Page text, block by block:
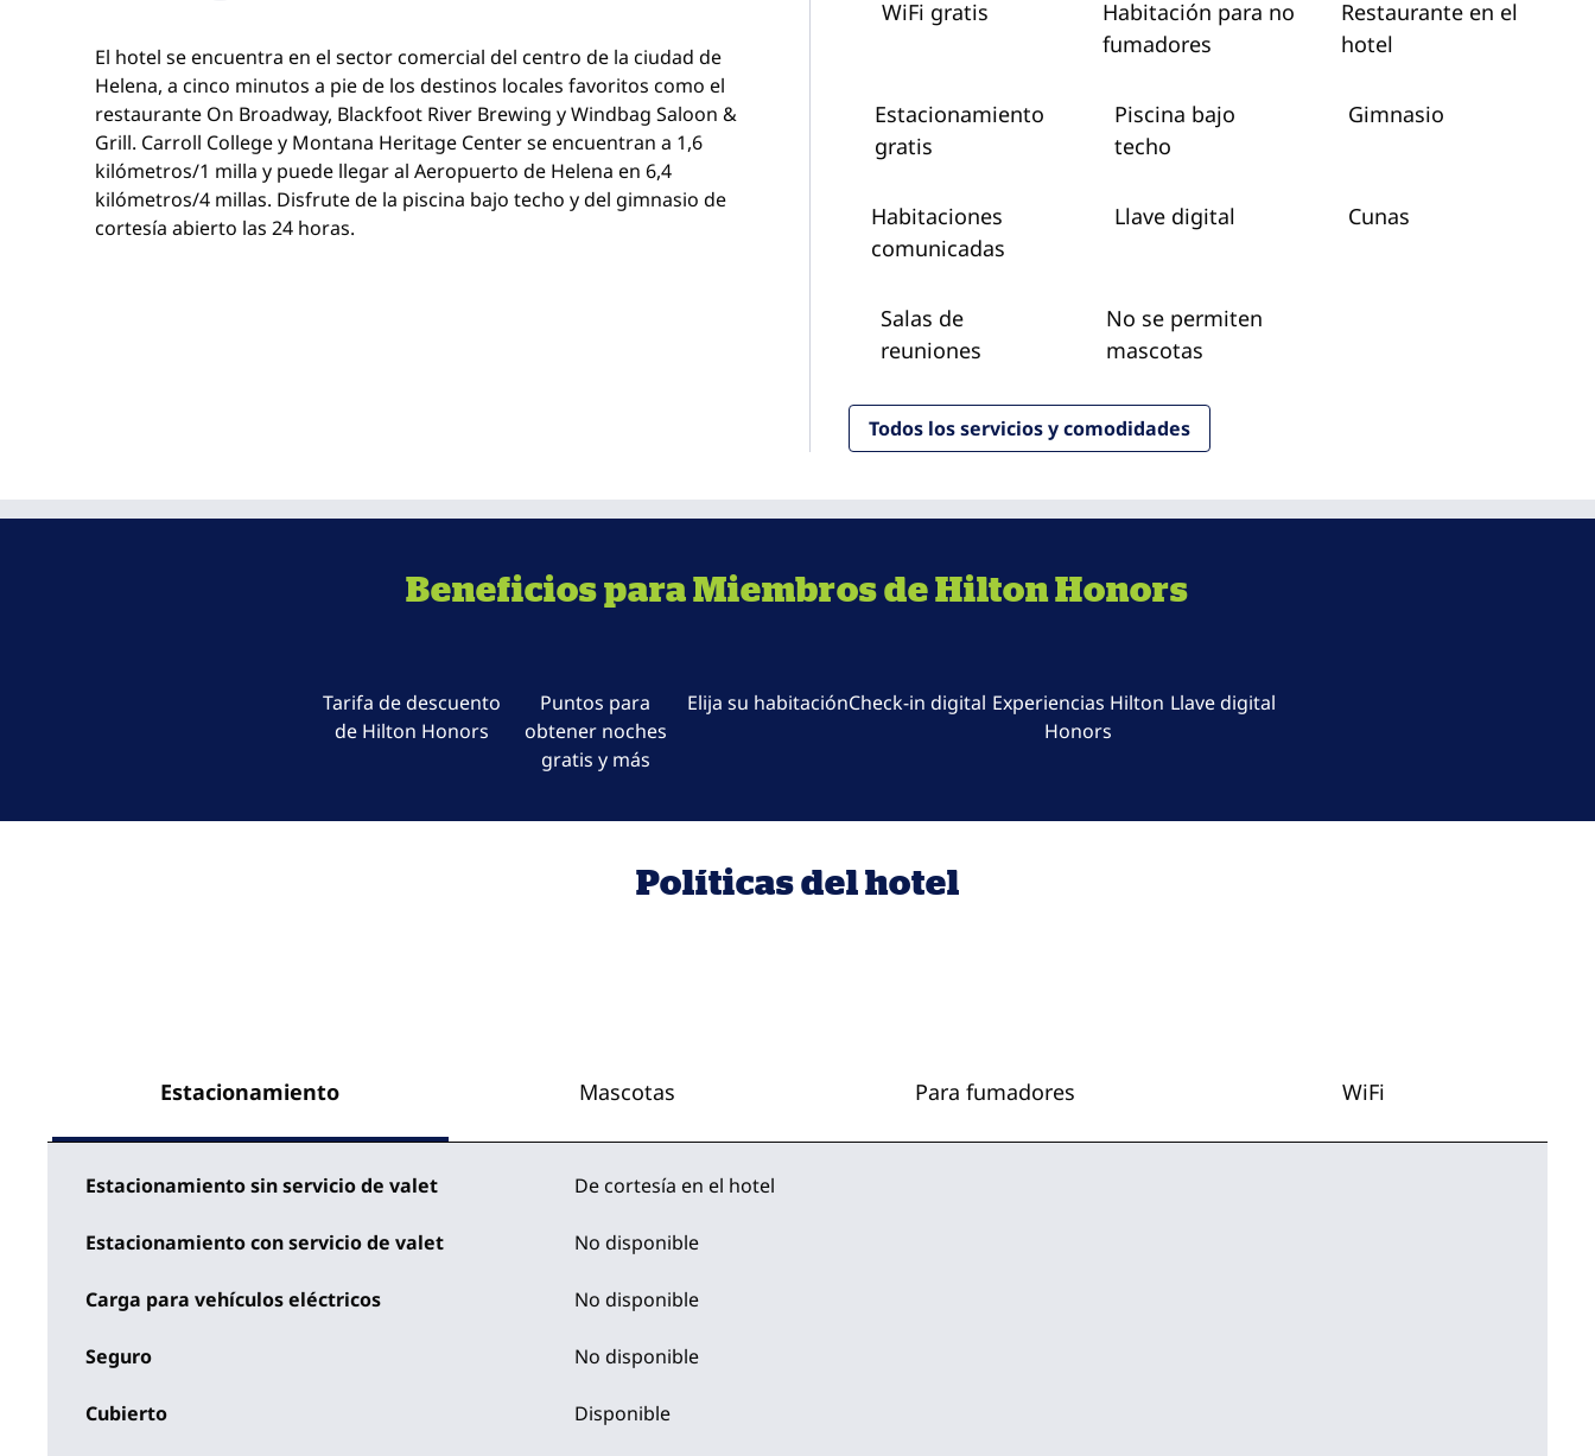
El hotel se encuentra en el sector comercial del centro de la ciudad de
Helena, a cinco minutos a pie de los destinos locales favoritos como el
restaurante On Broadway, Blackfoot River Brewing y Windbag Saloon &
Grill. Carroll College y Montana Heritage Center se encuentran a 1,6
kilómetros/1 milla y puede llegar al Aeropuerto de Helena en 6,4
kilómetros/4 millas. Disfrute de la piscina bajo techo y del gimnasio de
cortesía abierto las 24 horas.
WiFi gratis
Habitación para no
fumadores
Restaurante en el
hotel
Estacionamiento
gratis
Piscina bajo
techo
Gimnasio
Habitaciones
comunicadas
Llave digital Cunas
Salas de
reuniones
No se permiten
mascotas
Todos los servicios y comodidades
Beneficios para Miembros de Hilton Honors
Tarifa de descuento
de Hilton Honors
Puntos para
obtener noches
gratis y más
Elija su habitaciónCheck-in digital Experiencias Hilton
Honors
Llave digital
Políticas del hotel
Estacionamiento Mascotas Para fumadores WiFi
Estacionamiento sin servicio de valet De cortesía en el hotel
Estacionamiento con servicio de valet No disponible
Carga para vehículos eléctricos No disponible
Seguro No disponible
Cubierto Disponible